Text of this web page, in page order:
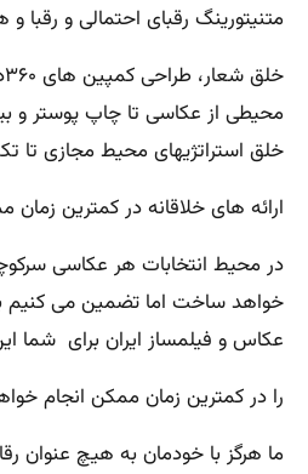
متنیتورینگ رقبای احتمالی و رقبا
محیطی از عکاسی تا چاپ پوستر و
خلق استراتژیهای محیط مجازی تا
ارائه های خلاقانه در کمترین زمان
در محیط انتخابات هر عکاسی
خواهد ساخت اما تضمین می کنیم
عکاس و فیلمساز ایران برای شما
را در کمترین زمان ممکن انجام
ما هرگز با خودمان به هیچ عنوان